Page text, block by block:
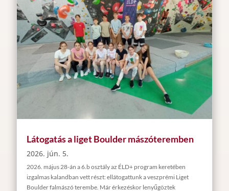
Látogatás a liget Boulder mászóteremben
2026. jún. 5.
2026. május 28-án a 6.b osztály az ÉLD+ program keretében
izgalmas kalandban vett részt: ellátogattunk a veszprémi Liget
Boulder falmászó terembe. Már érkezéskor lenyűgöztek